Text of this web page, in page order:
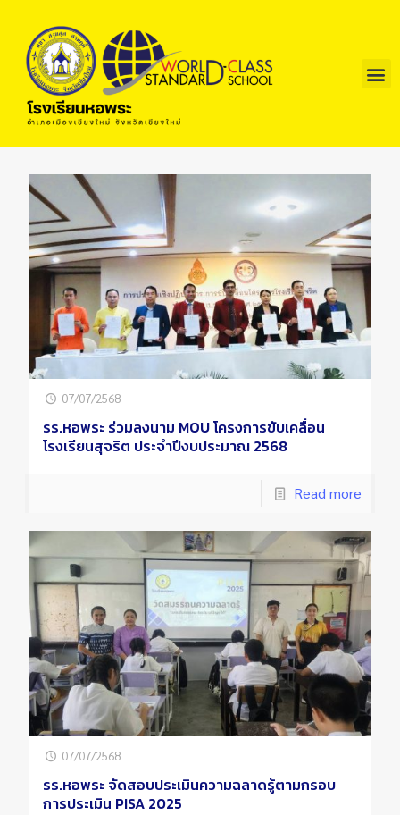
07/07/2568
รร.หอพระ ร่วมลงนาม MOU โครงการขับเคลื่อน
โรงเรียนสุจริต ประจำปีงบประมาณ 2568
Read more
07/07/2568
รร.หอพระ จัดสอบประเมินความฉลาดรู้ตามกรอบ
การประเมิน PISA 2025